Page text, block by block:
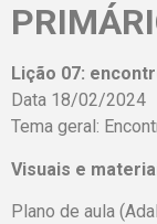
Lição 07:
Data 18/02/2024
Tema geral:
Visuais e
Plano de aula